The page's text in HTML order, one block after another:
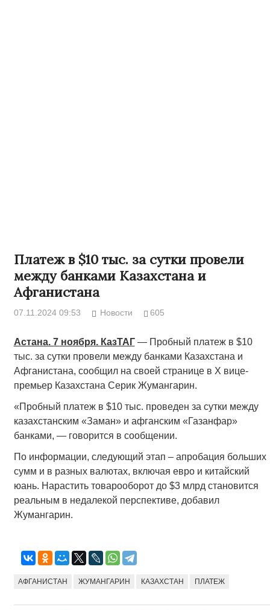
Платеж в $10 тыс. за сутки провели
между банками Казахстана и
Афганистана
07.11.2024 09:53 Новости 605
Астана. 7 ноября. КазТАГ— Пробный платеж в $10
тыс. за сутки провели между банками Казахстана и
Афганистана, сообщил на своей странице в X вице-
премьер Казахстана Серик Жумангарин.
«Пробный платеж в $10 тыс. проведен за сутки между
казахстанским «Заман» и афганским «Газанфар»
банками, — говорится в сообщении.
По информации, следующий этап – апробация больших
сумм и в разных валютах, включая евро и китайский
юань. Нарастить товарооборот до $3 млрд становится
реальным в недалекой перспективе, добавил
Жумангарин.
АФГАНИСТАН ЖУМАНГАРИН КАЗАХСТАН ПЛАТЕЖ